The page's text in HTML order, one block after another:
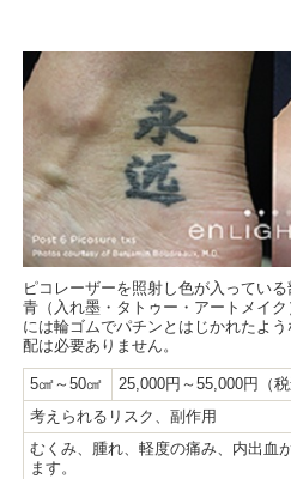
ピコレーザーを照射し色が入ってい
青（入れ墨・タトゥー・アートメイ
には輪ゴムでパチンとはじかれたよ
配は必要ありません。
5㎠～50㎠
25,000円～55,000円（
考えられるリスク、副作用
むくみ、腫れ、軽度の痛み、内出血
ます。